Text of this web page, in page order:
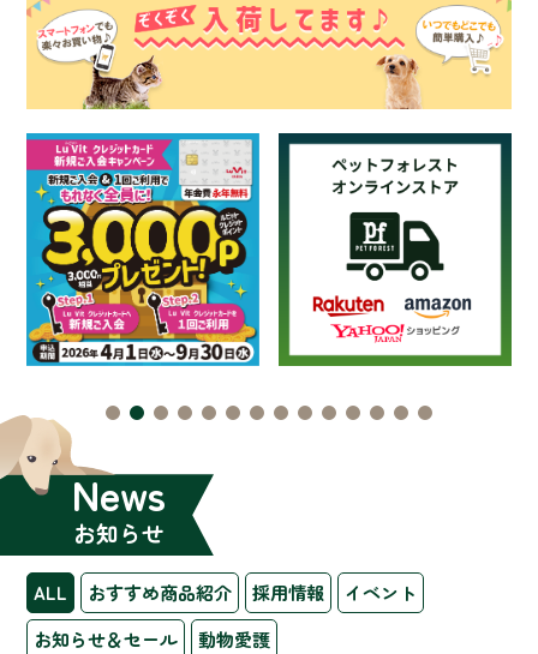
News
お知らせ
ALL おすすめ商品紹介 採用情報
イベント
お知らせ＆セール
動物愛護